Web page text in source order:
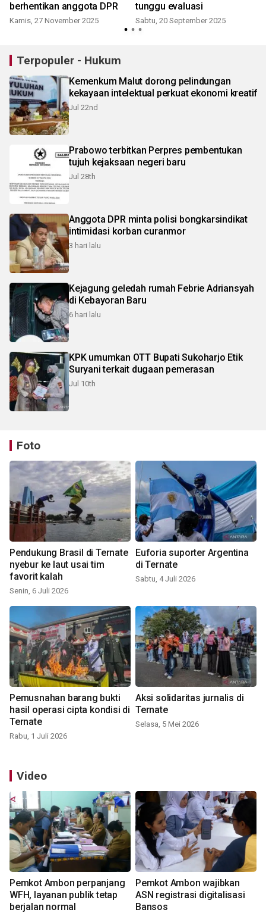
berhentikan anggota DPR
Kamis, 27 November 2025
tunggu evaluasi
Sabtu, 20 September 2025
Terpopuler - Hukum
Kemenkum Malut dorong pelindungan
kekayaan intelektual perkuat ekonomi kreatif
Jul 22nd
Prabowo terbitkan Perpres pembentukan
tujuh kejaksaan negeri baru
Jul 28th
Anggota DPR minta polisi bongkarsindikat
intimidasi korban curanmor
3 hari lalu
Kejagung geledah rumah Febrie Adriansyah
di Kebayoran Baru
6 hari lalu
KPK umumkan OTT Bupati Sukoharjo Etik
Suryani terkait dugaan pemerasan
Jul 10th
Foto
Pendukung Brasil di Ternate
nyebur ke laut usai tim
favorit kalah
Senin, 6 Juli 2026
Euforia suporter Argentina
di Ternate
Sabtu, 4 Juli 2026
Pemusnahan barang bukti
hasil operasi cipta kondisi di
Ternate
Rabu, 1 Juli 2026
Aksi solidaritas jurnalis di
Ternate
Selasa, 5 Mei 2026
Video
Pemkot Ambon perpanjang
WFH, layanan publik tetap
berjalan normal
Pemkot Ambon wajibkan
ASN registrasi digitalisasi
Bansos